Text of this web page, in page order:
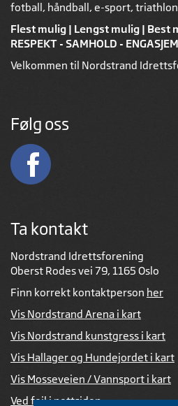
fotball, håndball, e-sport,
Flest mulig | Lengst mulig | Best
RESPEKT - SAMHOLD -
Velkommen til Nordstrand
Følg oss
Ta kontakt
Nordstrand Idrettsforening
Oberst Rodes vei 79, 1165 Oslo
Finn korrekt kontaktperson her
Vis Nordstrand Arena i kart
Vis Nordstrand kunstgress i kart
Vis Hallager og Hundejordet i kart
Vis Mosseveien / Vannsport i kart
Ved feil i nettsiden